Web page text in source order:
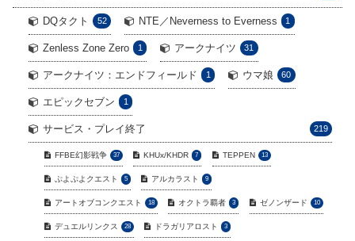
DQタクト 52 NTE／Neverness to Everness 1
Zenless Zone Zero 1 アークナイツ 31
アークナイツ：エンドフィールド 1 ウマ娘 60
エピックセブン 1
サービス・プレイ終了 219
FFBE幻影戦争 37 KHUx/KHDR 7 TEPPEN 13
ぷよぷよクエスト 5 アルカラスト 9
アートオブコンクエスト 18 オクトラ覇者 3 ゼノンザード 10
デュエルリンクス 28 ドラガリアロスト 3